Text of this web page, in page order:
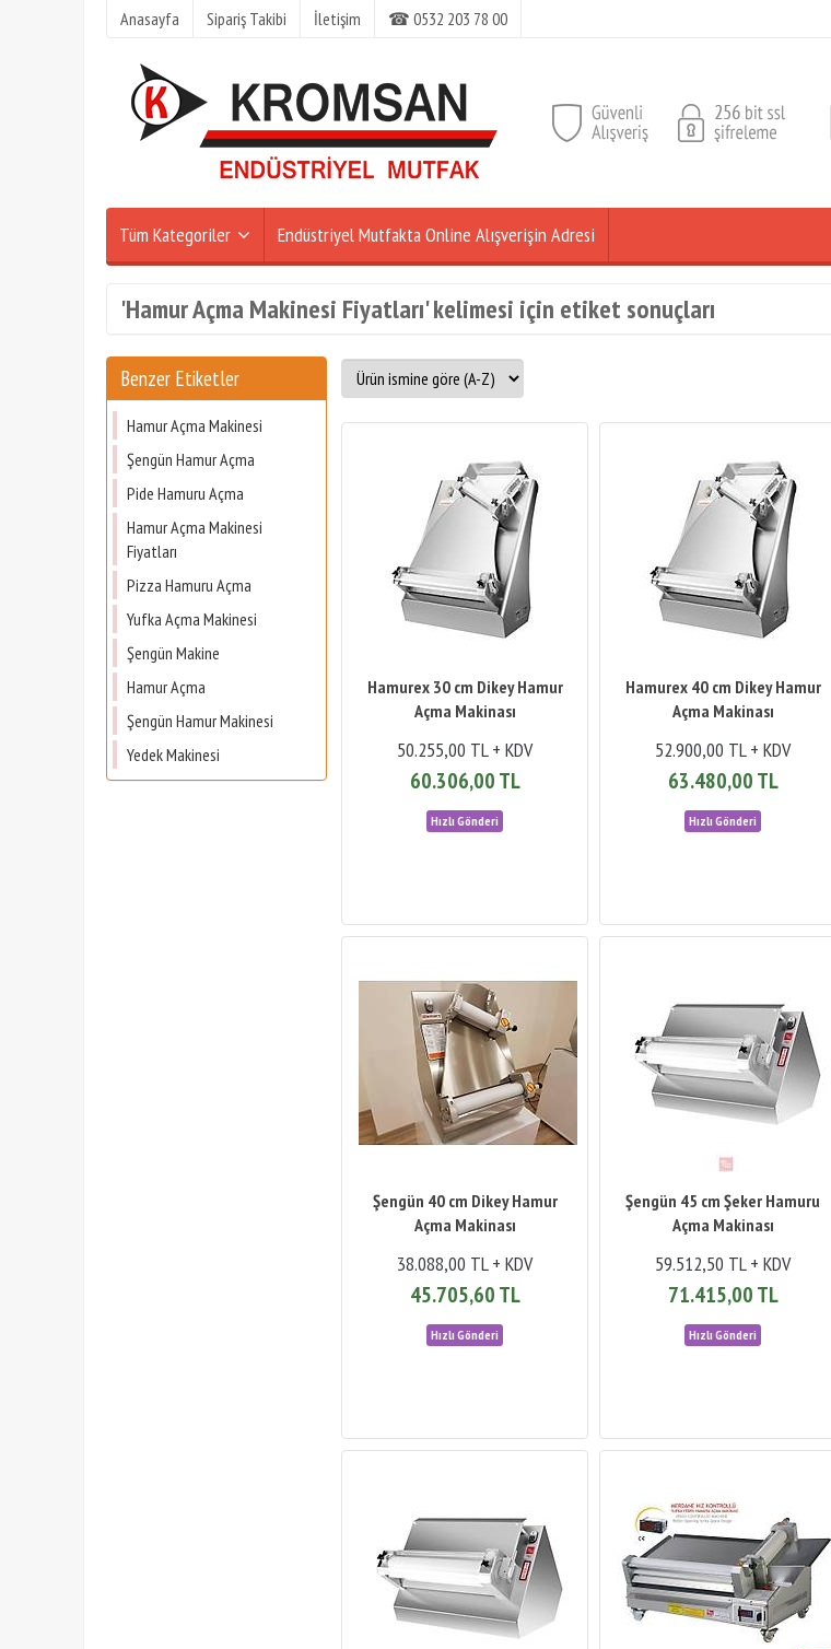
Anasayfa Sipariş Takibi İletişim ☎ 0532 203 78 00
Tüm Kategoriler Endüstriyel Mutfakta Online Alışverişin Adresi
'Hamur Açma Makinesi Fiyatları' kelimesi için etiket sonuçları
Benzer Etiketler
Hamur Açma Makinesi
Şengün Hamur Açma
Pide Hamuru Açma
Hamur Açma Makinesi
Fiyatları
Pizza Hamuru Açma
Yufka Açma Makinesi
Şengün Makine
Hamur Açma
Şengün Hamur Makinesi
Yedek Makinesi
Hamurex 30 cm Dikey Hamur
Açma Makinası
50.255,00 TL + KDV
60.306,00 TL
Hamurex 40 cm Dikey Hamur
Açma Makinası
52.900,00 TL + KDV
63.480,00 TL
Şengün 40 cm Dikey Hamur
Açma Makinası
38.088,00 TL + KDV
45.705,60 TL
Şengün 45 cm Şeker Hamuru
Açma Makinası
59.512,50 TL + KDV
71.415,00 TL